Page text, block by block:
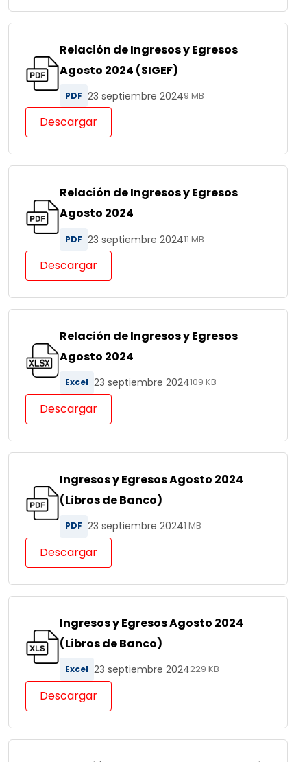
Relación de Ingresos y Egresos
Agosto 2024 (SIGEF)
PDF 23 septiembre 20249 MB
Descargar
Relación de Ingresos y Egresos
Agosto 2024
PDF 23 septiembre 202411 MB
Descargar
Relación de Ingresos y Egresos
Agosto 2024
Excel 23 septiembre 2024109 KB
Descargar
Ingresos y Egresos Agosto 2024
(Libros de Banco)
PDF 23 septiembre 20241 MB
Descargar
Ingresos y Egresos Agosto 2024
(Libros de Banco)
Excel 23 septiembre 2024229 KB
Descargar